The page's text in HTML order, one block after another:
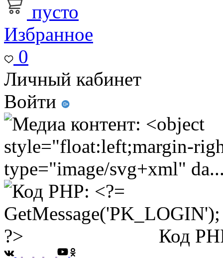
пусто
Избранное
0
Личный кабинет
Войти
Код